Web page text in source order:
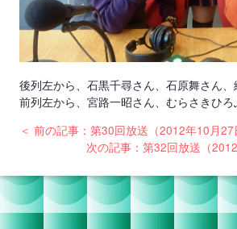
後列左から、石黒千尋さん、石原舞さん
前列左から、宮路一昭さん、むらさきひろ
＜ 前の記事：第30回放送（2012年10月
次の記事：第32回放送（